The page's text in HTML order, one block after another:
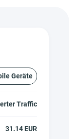
Geräte
Traffic
31.14 EUR